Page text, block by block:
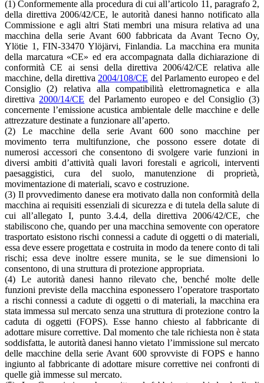
(1) Conformemente alla procedura di cui all’articolo 11, paragrafo 2,
della direttiva 2006/42/CE, le autorità danesi hanno notificato alla
Commissione e agli altri Stati membri una misura relativa ad una
macchina della serie Avant 600 fabbricata da Avant Tecno Oy,
Ylötie 1, FIN-33470 Ylöjärvi, Finlandia. La macchina era munita
della marcatura «CE» ed era accompagnata dalla dichiarazione di
conformità CE ai sensi della direttiva 2006/42/CE relativa alle
macchine, della direttiva 2004/108/CE del Parlamento europeo e del
Consiglio (2) relativa alla compatibilità elettromagnetica e alla
direttiva 2000/14/CE del Parlamento europeo e del Consiglio (3)
concernente l’emissione acustica ambientale delle macchine e delle
attrezzature destinate a funzionare all’aperto.
(2) Le macchine della serie Avant 600 sono macchine per
movimento terra multifunzione, che possono essere dotate di
numerosi accessori che consentono di svolgere varie funzioni in
diversi ambiti d’attività quali lavori forestali e agricoli, interventi
paesaggistici, cura del suolo, manutenzione di proprietà,
movimentazione di materiali, scavo e costruzione.
(3) Il provvedimento danese era motivato dalla non conformità della
macchina ai requisiti essenziali di sicurezza e di tutela della salute di
cui all’allegato I, punto 3.4.4, della direttiva 2006/42/CE, che
stabiliscono che, quando per una macchina semovente con operatore
trasportato esistono rischi connessi a cadute di oggetti o di materiali,
essa deve essere progettata e costruita in modo da tenere conto di tali
rischi; essa deve inoltre essere munita, se le sue dimensioni lo
consentono, di una struttura di protezione appropriata.
(4) Le autorità danesi hanno rilevato che, benché molte delle
funzioni previste della macchina esponessero l’operatore trasportato
a rischi connessi a cadute di oggetti o di materiali, la macchina era
stata immessa sul mercato senza una struttura di protezione contro la
caduta di oggetti (FOPS). Esse hanno chiesto al fabbricante di
adottare misure correttive. Dal momento che tale richiesta non è stata
soddisfatta, le autorità danesi hanno vietato l’immissione sul mercato
delle macchine della serie Avant 600 sprovviste di FOPS e hanno
ingiunto al fabbricante di adottare misure correttive nei confronti di
quelle già immesse sul mercato.